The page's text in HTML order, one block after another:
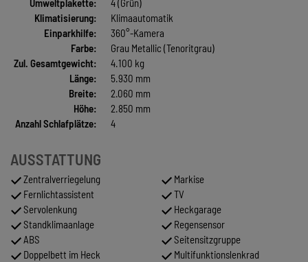
Umweltplakette:
4 (Grün)
Klimatisierung:
Klimaautomatik
Einparkhilfe:
360°-Kamera
Farbe:
Grau Metallic (Tenoritgrau)
Zul. Gesamtgewicht:
4.100 kg
Länge:
5.930 mm
Breite:
2.060 mm
Höhe:
2.850 mm
Anzahl Schlafplätze:
4
AUSSTATTUNG
Zentralverriegelung
Fernlichtassistent
Servolenkung
Standklimaanlage
ABS
Doppelbett im Heck
Markise
TV
Heckgarage
Regensensor
Seitensitzgruppe
Multifunktionslenkrad